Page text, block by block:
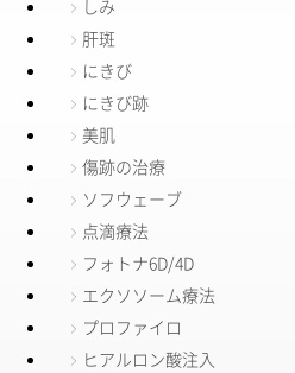
しみ
肝斑
にきび
にきび跡
美肌
傷跡の治療
ソフウェーブ
点滴療法
フォトナ6D/4D
エクソソーム療法
プロファイロ
ヒアルロン酸注入